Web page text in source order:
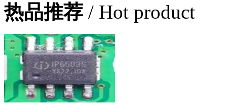
热品推荐 / Hot product